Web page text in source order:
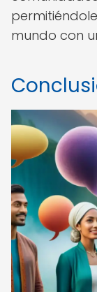
mundo con